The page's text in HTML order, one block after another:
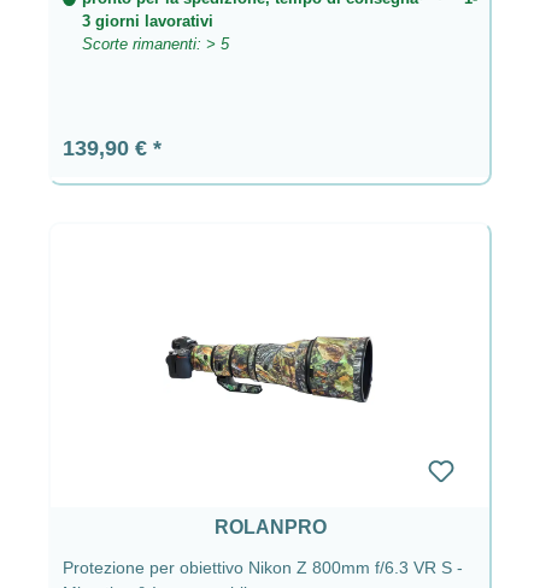
3 giorni lavorativi
Scorte rimanenti: > 5
Prezzo normale:
139,90 €
ROLANPRO
Protezione per obiettivo Nikon Z 800mm f/6.3 VR S -